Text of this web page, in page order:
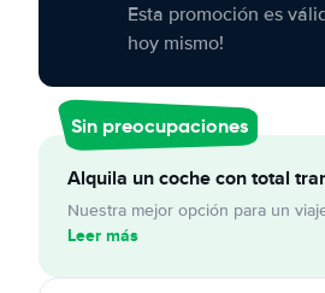
Esta promoción es
hoy mismo!
Sin preocupaciones
Alquila un coche con total
Nuestra mejor opción para un
Leer más